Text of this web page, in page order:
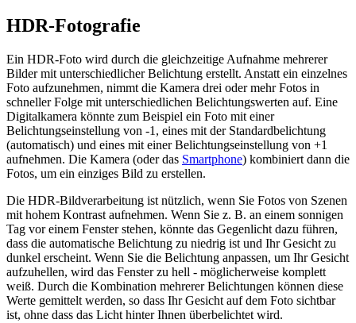
HDR-Fotografie
Ein HDR-Foto wird durch die gleichzeitige Aufnahme mehrerer
Bilder mit unterschiedlicher Belichtung erstellt. Anstatt ein einzelnes
Foto aufzunehmen, nimmt die Kamera drei oder mehr Fotos in
schneller Folge mit unterschiedlichen Belichtungswerten auf. Eine
Digitalkamera könnte zum Beispiel ein Foto mit einer
Belichtungseinstellung von -1, eines mit der Standardbelichtung
(automatisch) und eines mit einer Belichtungseinstellung von +1
aufnehmen. Die Kamera (oder das Smartphone) kombiniert dann die
Fotos, um ein einziges Bild zu erstellen.
Die HDR-Bildverarbeitung ist nützlich, wenn Sie Fotos von Szenen
mit hohem Kontrast aufnehmen. Wenn Sie z. B. an einem sonnigen
Tag vor einem Fenster stehen, könnte das Gegenlicht dazu führen,
dass die automatische Belichtung zu niedrig ist und Ihr Gesicht zu
dunkel erscheint. Wenn Sie die Belichtung anpassen, um Ihr Gesicht
aufzuhellen, wird das Fenster zu hell - möglicherweise komplett
weiß. Durch die Kombination mehrerer Belichtungen können diese
Werte gemittelt werden, so dass Ihr Gesicht auf dem Foto sichtbar
ist, ohne dass das Licht hinter Ihnen überbelichtet wird.